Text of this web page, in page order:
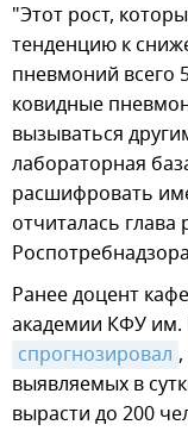
"Этот рост,
тенденцию к
пневмоний всего
ковидные
вызываться
лабораторная
расшифровать
отчиталась глава
Ранее доцент
академии КФУ им.
спрогнозировал
выявляемых в
вырасти до 200